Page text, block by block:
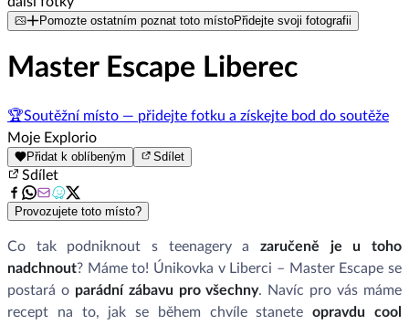
Pomozte ostatním poznat toto místoPřidejte svoji fotografii
Master Escape Liberec
🏆Soutěžní místo — přidejte fotku a získejte bod do soutěže
Moje Explorio
Přidat k oblíbeným Sdílet
Sdílet
Provozujete toto místo?
Co tak podniknout s teenagery a zaručeně je u toho
nadchnout? Máme to! Únikovka v Liberci – Master Escape se
postará o parádní zábavu pro všechny. Navíc pro vás máme
recept na to, jak se během chvíle staneteopravdu cool